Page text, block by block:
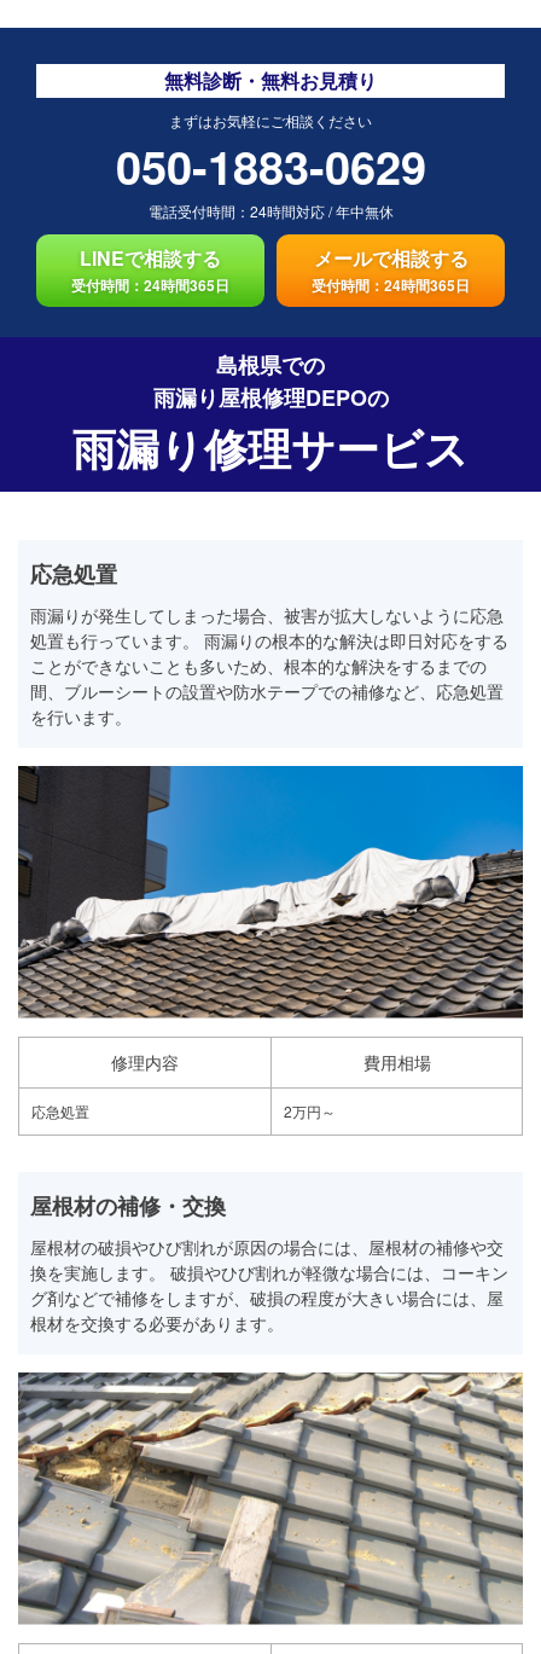
無料診断・無料お見積り
まずはお気軽にご相談ください
050-1883-0629
電話受付時間： 24時間対応/年中無休
LINEで相談する
受付時間：24時間365日
メールで相談する
受付時間：24時間365日
島根県での
雨漏り屋根修理DEPOの
雨漏り修理サービス
応急処置
雨漏りが発生してしまった場合、被害が拡大しないように応急
処置も行っています。 雨漏りの根本的な解決は即日対応をする
ことができないことも多いため、根本的な解決をするまでの
間、ブルーシートの設置や防水テープでの補修など、応急処置
を行います。
修理内容 費用相場
応急処置 2万円～
屋根材の補修・交換
屋根材の破損やひび割れが原因の場合には、屋根材の補修や交
換を実施します。 破損やひび割れが軽微な場合には、コーキン
グ剤などで補修をしますが、破損の程度が大きい場合には、屋
根材を交換する必要があります。